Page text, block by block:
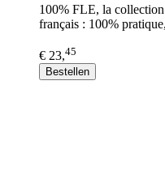
100% FLE, la collection
français : 100%
€ 23,45
Bestellen